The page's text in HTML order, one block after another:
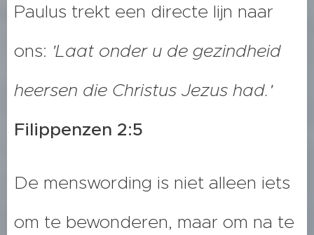
Paulus trekt een directe lijn naar
ons: 'Laat onder u de gezindheid
heersen die Christus Jezus had.'
Filippenzen 2:5
De menswording is niet alleen iets
om te bewonderen, maar om na te